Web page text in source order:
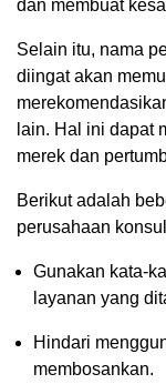
dan membuat
Selain itu, nama
diingat akan
lain. Hal ini dapat
merek dan
Berikut adalah
perusahaan
Gunakan kata-
layanan yang
Hindari
membosankan.